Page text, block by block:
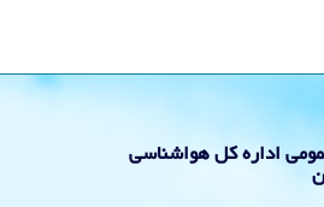
اداره کل هواشناسی